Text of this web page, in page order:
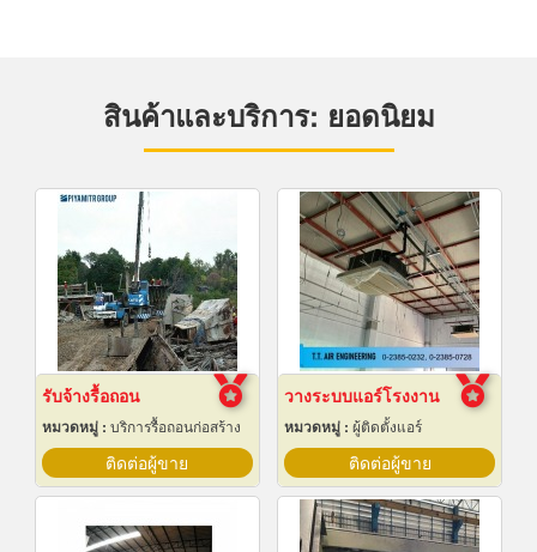
สินค้าและบริการ: ยอดนิยม
รับจ้างรื้อถอน
หมวดหมู่ : บริการรื้อถอนก่อสร้าง
ติดต่อผู้ขาย
วางระบบแอร์โรงงาน
หมวดหมู่ : ผู้ติดตั้งแอร์
ติดต่อผู้ขาย